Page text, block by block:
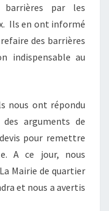
barrières par les
Ils en ont informé
des barrières
indispensable au
nous ont répondu
arguments de
pour remettre
A ce jour, nous
Mairie de quartier
et nous a avertis